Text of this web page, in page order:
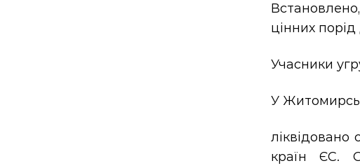
цінних
Учасники
У
ліквідовано
країн ЄС.